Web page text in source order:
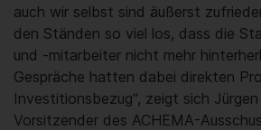
auch wir selbst sind äußerst
den Ständen so viel los, dass die
und -mitarbeiter nicht mehr
Gespräche hatten dabei direkten
Investitionsbezug“, zeigt sich
Vorsitzender des ACHEMA-